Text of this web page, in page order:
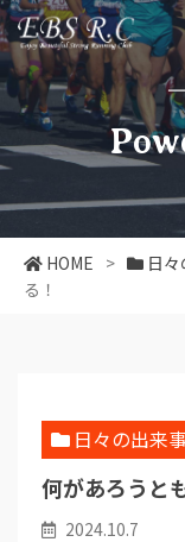
HOME > 日
る！
日々の出来
何があろうと
2024.10.7